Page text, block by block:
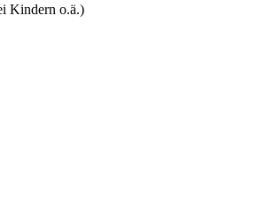
Kindern o.ä.)